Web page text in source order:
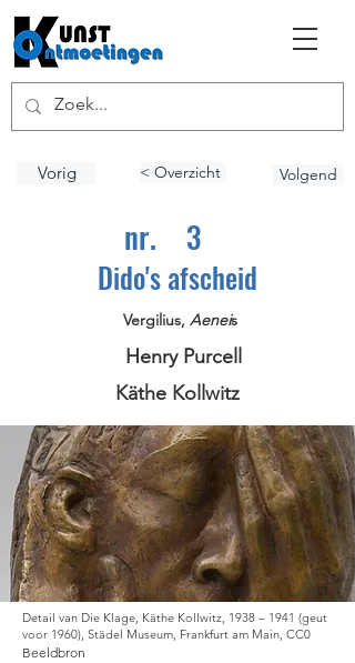
Vorig < Overzicht Volgend
nr. 3
Dido's afscheid
Vergilius, Aeneis
Henry Purcell
Käthe Kollwitz
Detail van Die Klage, Käthe Kollwitz, 1938 – 1941 (geut
voor 1960), Städel Museum, Frankfurt am Main, CC0
Beeldbron